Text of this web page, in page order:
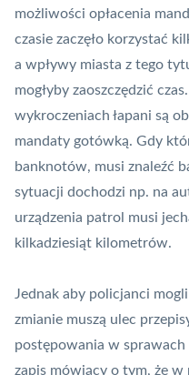
możliwości opłacenia
czasie zaczęło korzystać
a wpływy miasta z tego
mogłyby zaoszczędzić
wykroczeniach łapani są
mandaty gotówką. Gdy
banknotów, musi znaleźć
sytuacji dochodzi np. na
urządzenia patrol musi
kilkadziesiąt kilometrów.
Jednak aby policjanci
zmianie muszą ulec
postępowania w
zapis mówiący o tym, że w